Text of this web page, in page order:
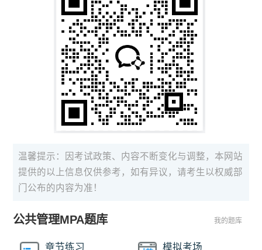
温馨提示：因考试政策、内容不断变化与调整，本网站
提供的以上信息仅供参考，如有异议，请考生以权威部
门公布的内容为准！
公共管理MPA题库 我的题库
章节练习 模拟考场